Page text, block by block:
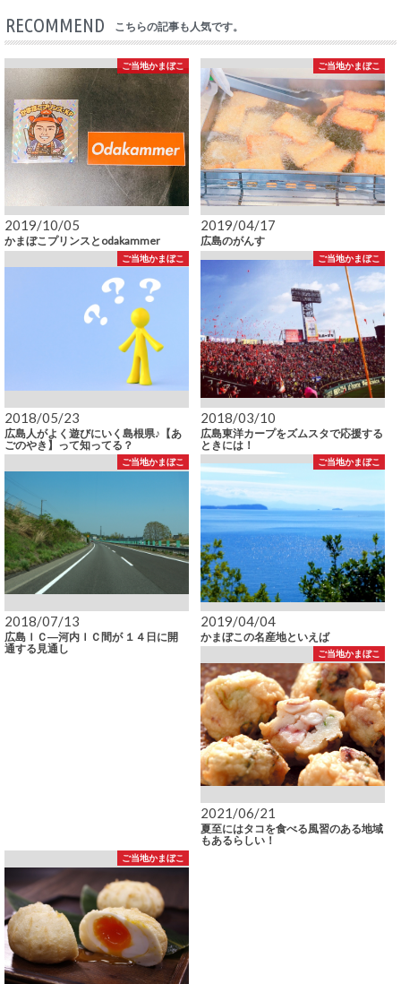
RECOMMEND こちらの記事も人気です。
ご当地かまぼこ
2019/10/05
かまぼこプリンスとodakammer
ご当地かまぼこ
2019/04/17
広島のがんす
ご当地かまぼこ
2018/05/23
広島人がよく遊びにいく島根県♪【あ
ごのやき】って知ってる？
ご当地かまぼこ
2018/03/10
広島東洋カープをズムスタで応援する
ときには！
ご当地かまぼこ
2018/07/13
広島ＩＣ―河内ＩＣ間が １４日に開
通する見通し
ご当地かまぼこ
2019/04/04
かまぼこの名産地といえば
ご当地かまぼこ
2021/06/21
夏至にはタコを食べる風習のある地域
もあるらしい！
ご当地かまぼこ